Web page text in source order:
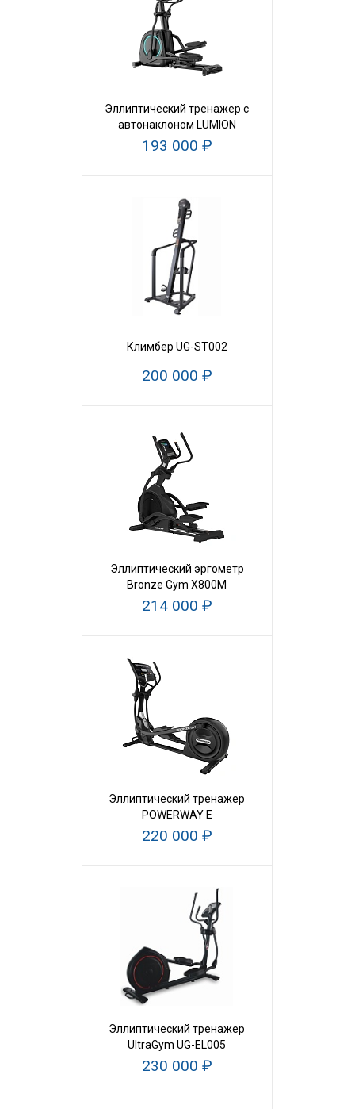
Эллиптический тренажер с
автонаклоном LUMION
193 000 ₽
Климбер UG-ST002
200 000 ₽
Эллиптический эргометр
Bronze Gym X800M
214 000 ₽
Эллиптический тренажер
POWERWAY E
220 000 ₽
Эллиптический тренажер
UltraGym UG-EL005
230 000 ₽